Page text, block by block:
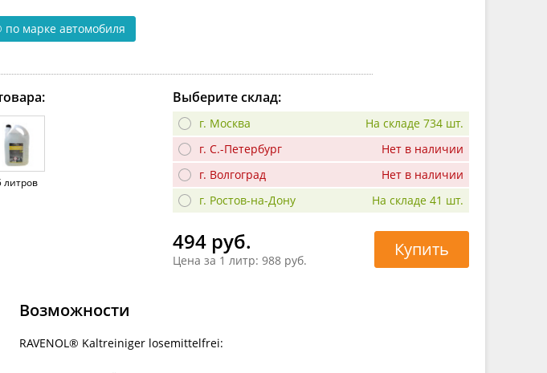
по марке автомобиля
литров
Выберите склад:
г. Москва
На складе 734 шт.
г. С.-Петербург
Нет в наличии
г. Волгоград
Нет в наличии
г. Ростов-на-Дону
На складе 41 шт.
494 руб.
Цена за 1 литр: 988 руб.
Купить
Возможности
RAVENOL® Kaltreiniger losemittelfrei: